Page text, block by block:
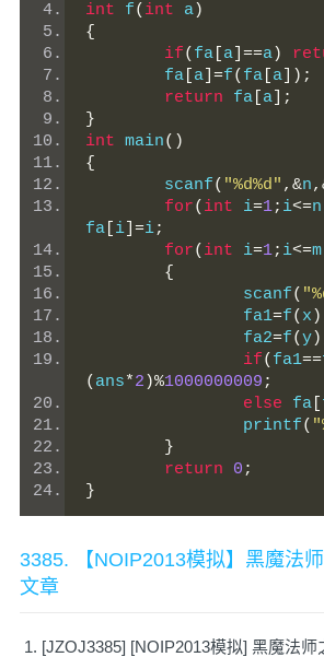
int f( int a)
{
if( fa a ]==a)
	fa
a ]=f( fa a ]);
return fa a ];
}
int main()
{
	scanf
( "%d%d" ,&n
for( int i=1; i<=n
fa i ]=i;
for( int i=1; i<=m
{
		scanf
(
		fa1
=f( x
		fa2
=f(y
if( fa1==
( ans*2 )%1000000009 ;
else fa
		printf
(
}
return
0 ;
}
3385. 【NOIP2013模拟】黑魔法
文章
[JZOJ3385] [NOIP2013模拟] 黑魔法